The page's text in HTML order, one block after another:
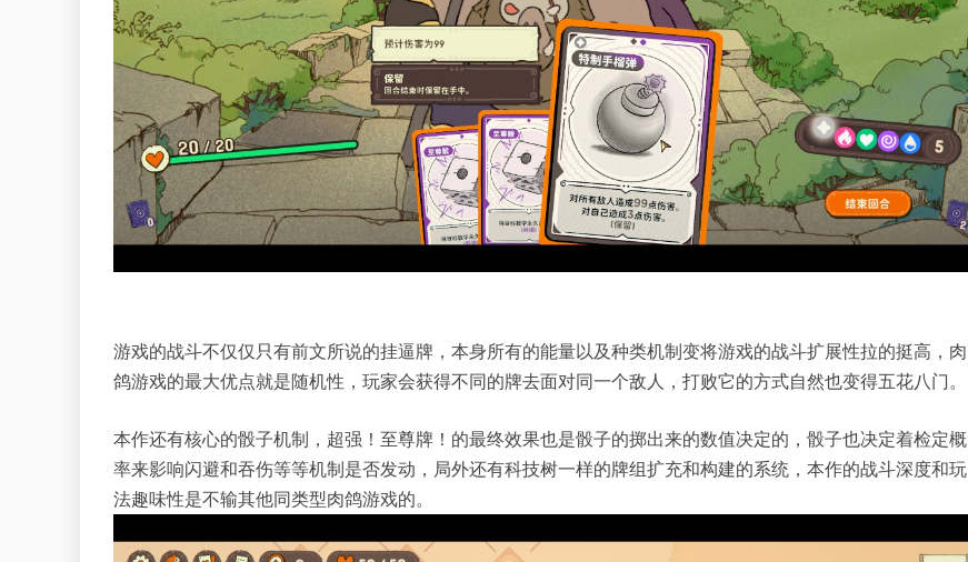
游戏的战斗不仅仅只有前文所说的挂逼牌，本身所有的能量以及种类机制变将游戏的战斗扩展性拉的挺高，肉
鸽游戏的最大优点就是随机性，玩家会获得不同的牌去面对同一个敌人，打败它的方式自然也变得五花八门。
本作还有核心的骰子机制，超强！至尊牌！的最终效果也是骰子的掷出来的数值决定的，骰子也决定着检定概
率来影响闪避和吞伤等等机制是否发动，局外还有科技树一样的牌组扩充和构建的系统，本作的战斗深度和玩
法趣味性是不输其他同类型肉鸽游戏的。